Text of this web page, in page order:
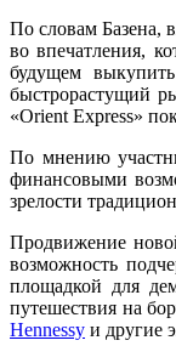
По словам Базена,
во впечатления,
будущем
быстрорастущий
«Orient Express»
По мнению
финансовыми
зрелости
Продвижение
возможность
площадкой для
путешествия на
Hennessy и другие